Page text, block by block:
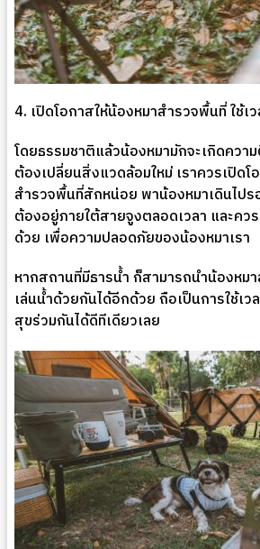
4. เปิดโอกาสให้น้องหมาสำรวจพื้นที่ ใช้เ
โดยธรรมชาติแล้วน้องหมามักจะเกิดควา
ต้องเปลี่ยนสิ่งแวดล้อมใหม่ เราควรเปิดโ
สำรวจพื้นที่สักหน่อย พาน้องหมาเดินไป
ต้องอยู่ภายใต้สายจูงตลอดเวลา และคว
ด้วย เพื่อความปลอดภัยของน้องหมาเรา
หากสถานที่มีธารน้ำ ก็สามารถนำน้องหม
เล่นน้ำด้วยกันได้อีกด้วย ถือเป็นการใช้เว
สุขร่วมกันได้ดีทีเดียวเลย